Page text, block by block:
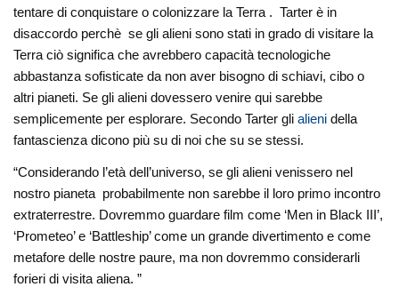
tentare di conquistare o colonizzare la Terra . Tarter è in
disaccordo perchè se gli alieni sono stati in grado di visitare la
Terra ciò significa che avrebbero capacità tecnologiche
abbastanza sofisticate da non aver bisogno di schiavi, cibo o
altri pianeti. Se gli alieni dovessero venire qui sarebbe
semplicemente per esplorare. Secondo Tarter glialieni della
fantascienza dicono più su di noi che su se stessi.
“Considerando l’età dell’universo, se gli alieni venissero nel
nostro pianeta probabilmente non sarebbe il loro primo incontro
extraterrestre. Dovremmo guardare film come ‘Men in Black III’,
‘Prometeo’ e ‘Battleship’ come un grande divertimento e come
metafore delle nostre paure, ma non dovremmo considerarli
forieri di visita aliena. ”